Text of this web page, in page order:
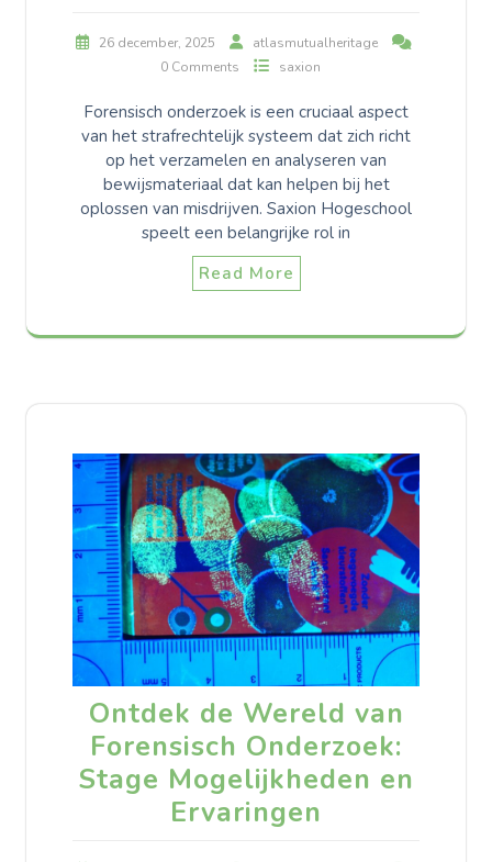
26 december, 2025
atlasmutualheritage
0 Comments
saxion
Forensisch onderzoek is een cruciaal aspect
van het strafrechtelijk systeem dat zich richt
op het verzamelen en analyseren van
bewijsmateriaal dat kan helpen bij het
oplossen van misdrijven. Saxion Hogeschool
speelt een belangrijke rol in
Read More
Ontdek de Wereld van
Forensisch Onderzoek:
Stage Mogelijkheden en
Ervaringen